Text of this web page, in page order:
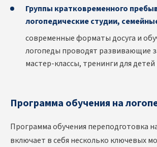
Группы кратковременного
логопедические студии,
современные форматы досуга и
логопеды проводят развивающие
мастер-классы, тренинги для
Программа обучения на
Программа обучения переподготовка
включает в себя несколько ключевых